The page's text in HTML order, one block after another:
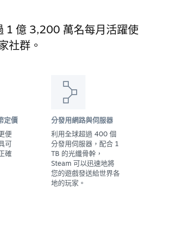
1 億 3,200 萬名每月活躍使
社群。
定價
便
可
確
分發用網路與伺服器
利用全球超過 400 個
分發用伺服器，配合 1
TB 的光纖骨幹，
Steam 可以迅速地將
您的遊戲發送給世界各
地的玩家。